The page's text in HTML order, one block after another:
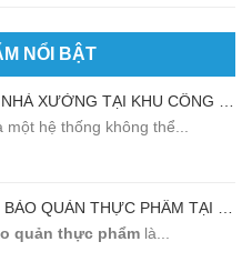
NỔI BẬT
hệ thống không thể...
quản thực phẩm là...